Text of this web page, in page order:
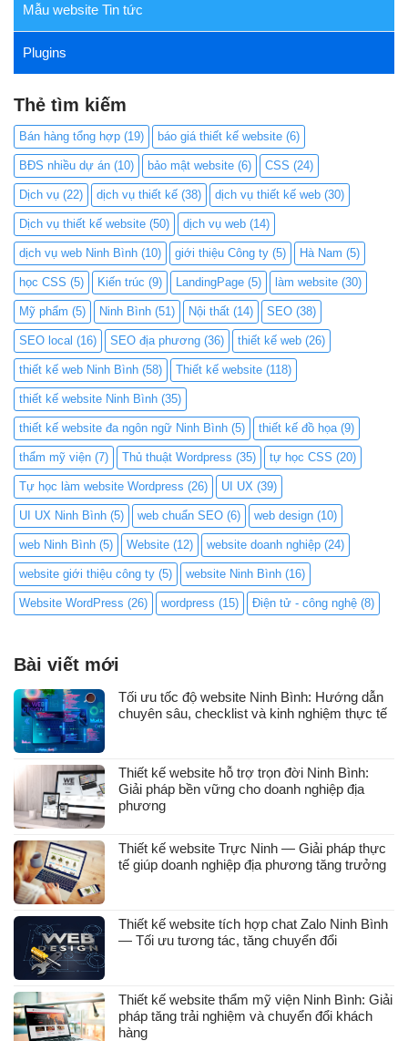
Mẫu website Tin tức
Plugins
Thẻ tìm kiếm
Bán hàng tổng hợp (19) báo giá thiết kế website (6)
BĐS nhiều dự án (10) bảo mật website (6) CSS (24)
Dịch vụ (22) dịch vụ thiết kế (38) dịch vụ thiết kế web (30)
Dịch vụ thiết kế website (50) dịch vụ web (14)
dịch vụ web Ninh Bình (10) giới thiệu Công ty (5) Hà Nam (5)
học CSS (5) Kiến trúc (9) LandingPage (5) làm website (30)
Mỹ phẩm (5) Ninh Bình (51) Nội thất (14) SEO (38)
SEO local (16) SEO địa phương (36) thiết kế web (26)
thiết kế web Ninh Bình (58) Thiết kế website (118)
thiết kế website Ninh Bình (35)
thiết kế website đa ngôn ngữ Ninh Bình (5) thiết kế đồ họa (9)
thẩm mỹ viện (7) Thủ thuật Wordpress (35) tự học CSS (20)
Tự học làm website Wordpress (26) UI UX (39)
UI UX Ninh Bình (5) web chuẩn SEO (6) web design (10)
web Ninh Bình (5) Website (12) website doanh nghiệp (24)
website giới thiệu công ty (5) website Ninh Bình (16)
Website WordPress (26) wordpress (15) Điện tử - công nghệ (8)
Bài viết mới
Tối ưu tốc độ website Ninh Bình: Hướng dẫn
chuyên sâu, checklist và kinh nghiệm thực tế
Thiết kế website hỗ trợ trọn đời Ninh Bình:
Giải pháp bền vững cho doanh nghiệp địa
phương
Thiết kế website Trực Ninh — Giải pháp thực
tế giúp doanh nghiệp địa phương tăng trưởng
Thiết kế website tích hợp chat Zalo Ninh Bình
— Tối ưu tương tác, tăng chuyển đổi
Thiết kế website thẩm mỹ viện Ninh Bình: Giải
pháp tăng trải nghiệm và chuyển đổi khách
hàng